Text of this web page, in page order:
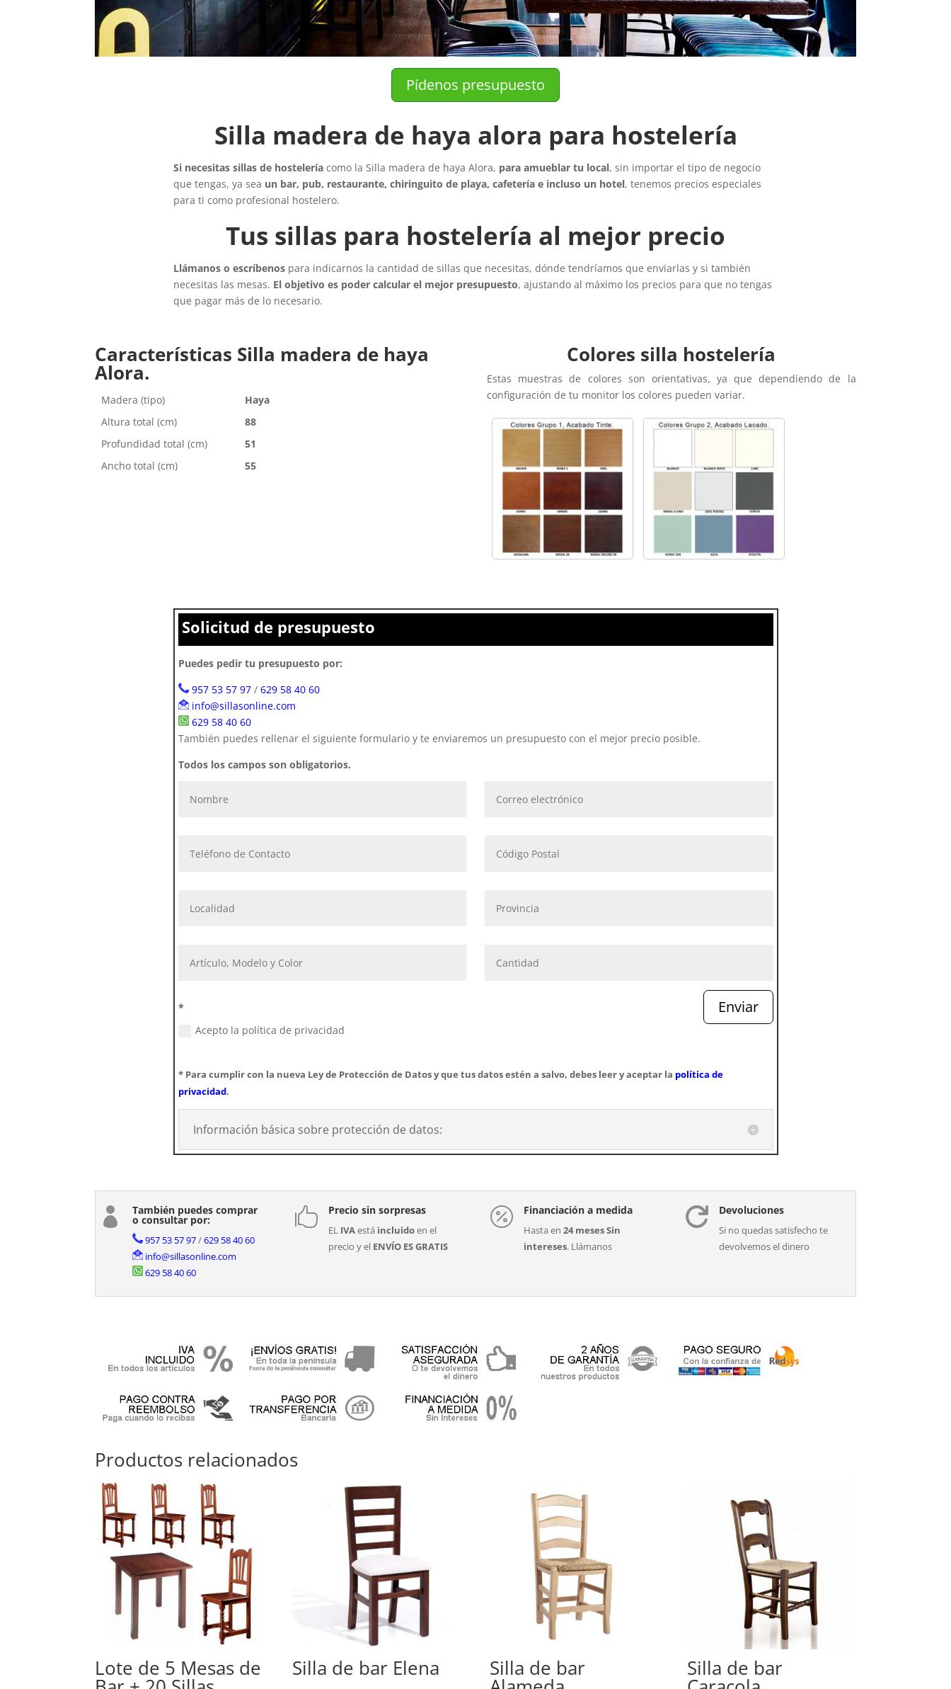
Pídenos presupuesto
Silla madera de haya alora para hostelería
Si necesitas sillas de hostelería como la Silla madera de haya Alora, para amueblar tu local, sin importar el tipo de negocio
que tengas, ya sea un bar, pub, restaurante, chiringuito de playa, cafetería e incluso un hotel, tenemos precios especiales
para ti como profesional hostelero.
Tus sillas para hostelería al mejor precio
Llámanos o escríbenospara indicarnos la cantidad de sillas que necesitas, dónde tendríamos que enviarlas y si también
necesitas las mesas. El objetivo es poder calcular el mejor presupuesto, ajustando al máximo los precios para que no tengas
que pagar más de lo necesario.
Características Silla madera de haya
Alora.
Madera (tipo)
Haya
Altura total (cm)
88
Profundidad total (cm)
51
Ancho total (cm)
55
Colores silla hostelería
Estas muestras de colores son orientativas, ya que dependiendo de la
configuración de tu monitor los colores pueden variar.
Solicitud de presupuesto
Puedes pedir tu presupuesto por:
957 53 57 97/ 629 58 40 60
info@sillasonline.com
629 58 40 60
También puedes rellenar el siguiente formulario y te enviaremos un presupuesto con el mejor precio posible.
Todos los campos son obligatorios.
*
Acepto la política de privacidad
Enviar
* Para cumplir con la nueva Ley de Protección de Datos y que tus datos estén a salvo, debes leer y aceptar la política de
privacidad.
Información básica sobre protección de datos:
 También puedes comprar
o consultar por:
957 53 57 97/629 58 40 60
info@sillasonline.com
629 58 40 60
 Precio sin sorpresas
EL IVAestá incluidoen el
precio y el ENVÍO ES GRATIS
 Financiación a medida
Hasta en24 meses Sin
intereses. Llámanos
 Devoluciones
Si no quedas satisfecho te
devolvemos el dinero
Productos relacionados
Lote de 5 Mesas de Silla de bar Elena Silla de bar Silla de bar